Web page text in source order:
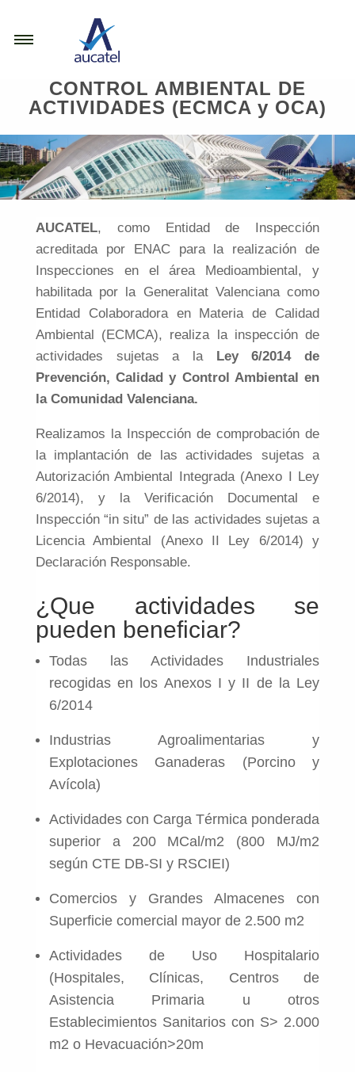
CONÓCENOS
BLOG
DELEGACIONES
ÁREA DE CLIENTES
CONTROL AMBIENTAL DE
ACTIVIDADES (ECMCA y OCA)
AUCATEL, como Entidad de Inspección
acreditada por ENAC para la realización de
Inspecciones en el área Medioambiental, y
habilitada por la Generalitat Valenciana como
Entidad Colaboradora en Materia de Calidad
Ambiental (ECMCA), realiza la inspección de
actividades sujetas a la
Ley 6/2014 de
Prevención, Calidad y Control Ambiental en
la Comunidad Valenciana.
Realizamos la Inspección de comprobación de
la implantación de las actividades sujetas a
Autorización Ambiental Integrada (Anexo I Ley
6/2014), y la Verificación Documental e
Inspección “in situ” de las actividades sujetas a
Licencia Ambiental (Anexo II Ley 6/2014) y
Declaración Responsable.
¿Que actividades se
pueden beneficiar?
Todas las Actividades Industriales
recogidas en los Anexos I y II de la Ley
6/2014
Industrias Agroalimentarias y
Explotaciones Ganaderas (Porcino y
Avícola)
Actividades con Carga Térmica ponderada
superior a 200 MCal/m2 (800 MJ/m2
según CTE DB-SI y RSCIEI)
Comercios y Grandes Almacenes con
Superficie comercial mayor de 2.500 m2
Actividades de Uso Hospitalario
(Hospitales, Clínicas, Centros de
Asistencia Primaria u otros
Establecimientos Sanitarios con S> 2.000
m2 o Hevacuación>20m